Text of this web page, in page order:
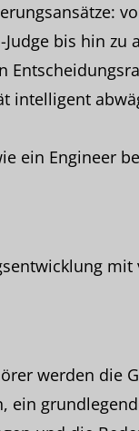
bis hin zu
intelligent
ein Engineer
mit
werden die
ein